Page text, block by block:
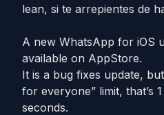
lean, si te arrepientes de
A new WhatsApp for iOS
available on AppStore.
It is a bug fixes update,
for everyone” limit, that’s
seconds.